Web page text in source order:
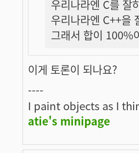
우리나라엔 C를 잘
우리나라엔 C++을
그래서 합이 100%
이게 토론이 되나요?
----
I paint objects as I
atie's minipage